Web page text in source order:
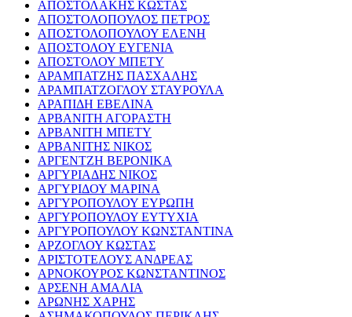
ΑΠΟΣΤΟΛΑΚΗΣ ΚΩΣΤΑΣ
ΑΠΟΣΤΟΛΟΠΟΥΛΟΣ ΠΕΤΡΟΣ
ΑΠΟΣΤΟΛΟΠΟΥΛΟΥ ΕΛΕΝΗ
ΑΠΟΣΤΟΛΟΥ ΕΥΓΕΝΙΑ
ΑΠΟΣΤΟΛΟΥ ΜΠΕΤΥ
ΑΡΑΜΠΑΤΖΗΣ ΠΑΣΧΑΛΗΣ
ΑΡΑΜΠΑΤΖΟΓΛΟΥ ΣΤΑΥΡΟΥΛΑ
ΑΡΑΠΙΔΗ ΕΒΕΛΙΝΑ
ΑΡΒΑΝΙΤΗ ΑΓΟΡΑΣΤΗ
ΑΡΒΑΝΙΤΗ ΜΠΕΤΥ
ΑΡΒΑΝΙΤΗΣ ΝΙΚΟΣ
ΑΡΓΕΝΤΖΗ ΒΕΡΟΝΙΚΑ
ΑΡΓΥΡΙΑΔΗΣ ΝΙΚΟΣ
ΑΡΓΥΡΙΔΟΥ ΜΑΡΙΝΑ
ΑΡΓΥΡΟΠΟΥΛΟΥ ΕΥΡΩΠΗ
ΑΡΓΥΡΟΠΟΥΛΟΥ ΕΥΤΥΧΙΑ
ΑΡΓΥΡΟΠΟΥΛΟΥ ΚΩΝΣΤΑΝΤΙΝΑ
ΑΡΖΟΓΛΟΥ ΚΩΣΤΑΣ
ΑΡΙΣΤΟΤΕΛΟΥΣ ΑΝΔΡΕΑΣ
ΑΡΝΟΚΟΥΡΟΣ ΚΩΝΣΤΑΝΤΙΝΟΣ
ΑΡΣΕΝΗ ΑΜΑΛΙΑ
ΑΡΩΝΗΣ ΧΑΡΗΣ